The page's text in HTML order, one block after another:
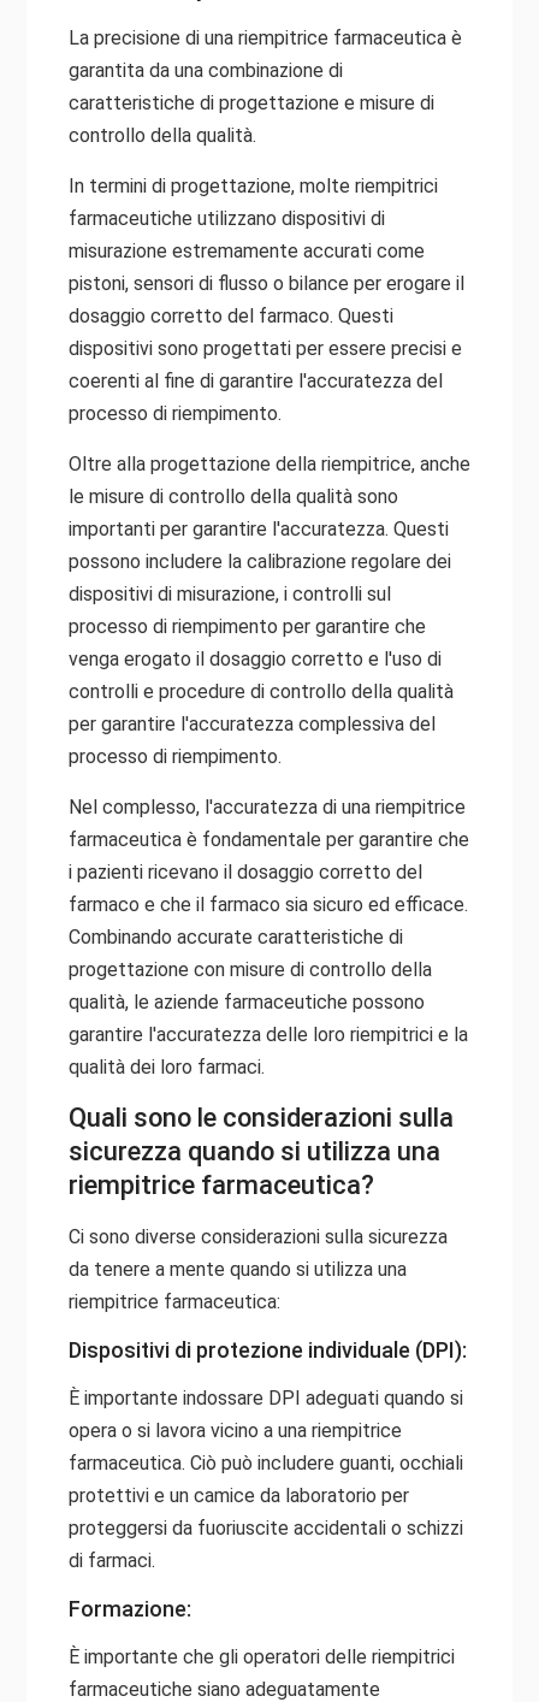
La precisione di una riempitrice farmaceutica è
garantita da una combinazione di
caratteristiche di progettazione e misure di
controllo della qualità.
In termini di progettazione, molte riempitrici
farmaceutiche utilizzano dispositivi di
misurazione estremamente accurati come
pistoni, sensori di flusso o bilance per erogare il
dosaggio corretto del farmaco. Questi
dispositivi sono progettati per essere precisi e
coerenti al fine di garantire l'accuratezza del
processo di riempimento.
Oltre alla progettazione della riempitrice, anche
le misure di controllo della qualità sono
importanti per garantire l'accuratezza. Questi
possono includere la calibrazione regolare dei
dispositivi di misurazione, i controlli sul
processo di riempimento per garantire che
venga erogato il dosaggio corretto e l'uso di
controlli e procedure di controllo della qualità
per garantire l'accuratezza complessiva del
processo di riempimento.
Nel complesso, l'accuratezza di una riempitrice
farmaceutica è fondamentale per garantire che
i pazienti ricevano il dosaggio corretto del
farmaco e che il farmaco sia sicuro ed efficace.
Combinando accurate caratteristiche di
progettazione con misure di controllo della
qualità, le aziende farmaceutiche possono
garantire l'accuratezza delle loro riempitrici e la
qualità dei loro farmaci.
Quali sono le considerazioni sulla
sicurezza quando si utilizza una
riempitrice farmaceutica?
Ci sono diverse considerazioni sulla sicurezza
da tenere a mente quando si utilizza una
riempitrice farmaceutica:
Dispositivi di protezione individuale (DPI):
È importante indossare DPI adeguati quando si
opera o si lavora vicino a una riempitrice
farmaceutica. Ciò può includere guanti, occhiali
protettivi e un camice da laboratorio per
proteggersi da fuoriuscite accidentali o schizzi
di farmaci.
Formazione:
È importante che gli operatori delle riempitrici
farmaceutiche siano adeguatamente